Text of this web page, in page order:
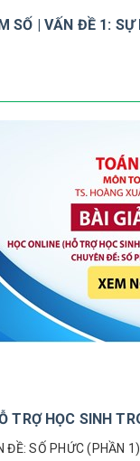
SỐ | VẤN ĐỀ 1: SỰ
TRỢ HỌC SINH
ĐỀ: SỐ PHỨC (PHẦN